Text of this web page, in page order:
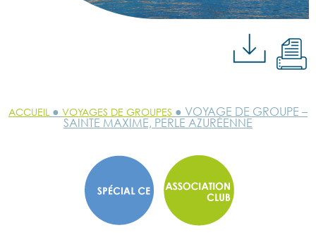
ACCUEIL ● VOYAGES DE GROUPES ● VOYAGE DE GROUPE –
SAINTE MAXIME, PERLE AZURÉENNE